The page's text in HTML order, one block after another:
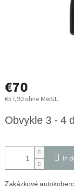
€70
€57,90 ohne MwSt.
Obvykle 3 - 4
In
Zakázkové